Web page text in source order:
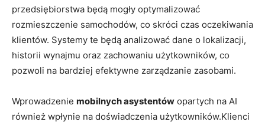
przedsiębiorstwa będą mogły optymalizować
rozmieszczenie samochodów, co skróci czas oczekiwania
klientów. Systemy te będą analizować dane o lokalizacji,
historii wynajmu oraz zachowaniu użytkowników, co
pozwoli na bardziej efektywne zarządzanie zasobami.
Wprowadzenie mobilnych asystentów opartych na AI
również wpłynie na doświadczenia użytkowników.Klienci